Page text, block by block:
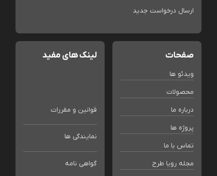
ارسال درخواست جدید
صفحات
ویدئو ها
محصولات
درباره ما
پروژه ها
تماس با ما
مجله رویا طرح
لینک های مفید
قوانین و مقررات
نمایندگی ها
گواهی نامه